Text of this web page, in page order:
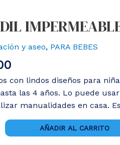
y aseo, PARA BEBES
con lindos diseños para
las 4 años. Lo puede
manualidades en casa.
AÑADIR AL CARRITO